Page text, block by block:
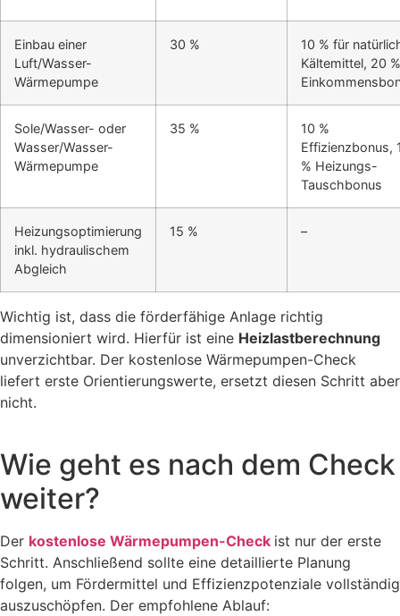
Einbau einer
Luft/Wasser-
Wärmepumpe
30 %
10 % für
Kältemittel, 20 %
Sole/Wasser- oder
Wasser/Wasser-
Wärmepumpe
35 %
10 %
Effizienzbonus,
% Heizungs-
Tauschbonus
Heizungsoptimierung
inkl. hydraulischem
Abgleich
15 % –
Wichtig ist, dass die förderfähige Anlage richtig
dimensioniert wird. Hierfür ist eine Heizlastberechnung
unverzichtbar. Der kostenlose Wärmepumpen-Check
liefert erste Orientierungswerte, ersetzt diesen Schritt aber
nicht.
Wie geht es nach dem Check
weiter?
Der kostenlose Wärmepumpen-Check ist nur der erste
Schritt. Anschließend sollte eine detaillierte Planung
folgen, um Fördermittel und Effizienzpotenziale vollständig
auszuschöpfen. Der empfohlene Ablauf: